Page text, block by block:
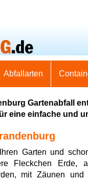
Abfallarten
Gartenabfall
eine einfache und
Garten und
Fleckchen Erde,
mit Zäunen und